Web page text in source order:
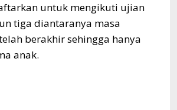
untuk mengikuti ujian
tiga diantaranya masa
berakhir sehingga hanya
anak.